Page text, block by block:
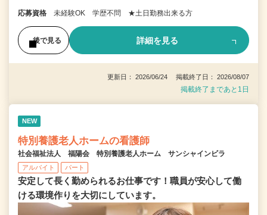
応募資格 未経験OK 学歴不問 ★土日勤務出来る方
後で見る 詳細を見る
更新日： 2026/06/24 掲載終了日： 2026/08/07
掲載終了まであと1日
NEW
特別養護老人ホームの看護師
社会福祉法人 福陽会 特別養護老人ホーム サンシャインビラ
アルバイト パート
安定して長く勤められるお仕事です！職員が安心して働
ける環境作りを大切にしています。